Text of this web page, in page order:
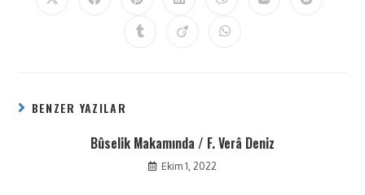
BENZER YAZILAR
Bûselik Makamında / F. Verâ Deniz
Ekim 1, 2022